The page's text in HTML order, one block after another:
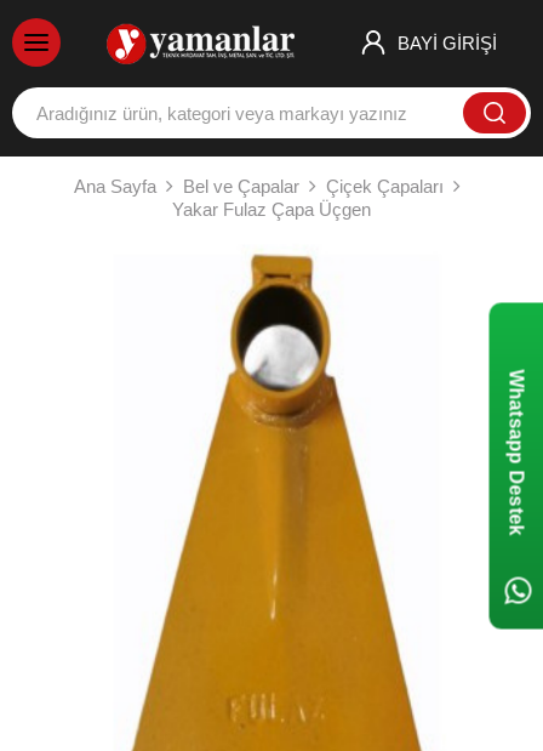
BAYİ GİRİŞİ
Ana Sayfa Bel ve Çapalar
Çiçek Çapaları
Yakar Fulaz Çapa Üçgen
Whatsapp Destek